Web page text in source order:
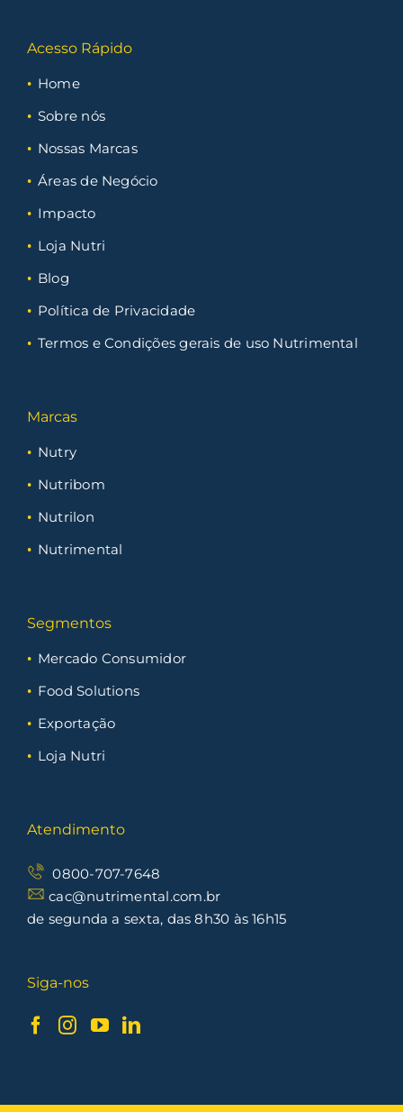
Acesso Rápido
Home
Sobre nós
Nossas Marcas
Áreas de Negócio
Impacto
Loja Nutri
Blog
Política de Privacidade
Termos e Condições gerais de uso Nutrimental
Marcas
Nutry
Nutribom
Nutrilon
Nutrimental
Segmentos
Mercado Consumidor
Food Solutions
Exportação
Loja Nutri
Atendimento
0800-707-7648
cac@nutrimental.com.br
de segunda a sexta, das 8h30 às 16h15
Siga-nos